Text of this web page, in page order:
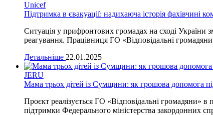
Unicef
Підтримка в євакуації: надихаюча історія фахівчині
Ситуація у прифронтових громадах на сході України
реагування. Працівниця ГО «Відповідальні
Детальніше 22.01.2025
JERU
Мама трьох дітей із Сумщини: як грошова допомога
Проєкт реалізується ГО «Відповідальні громадяни»
підтримки Федерального міністерства закордонних